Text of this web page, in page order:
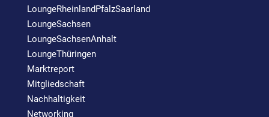
LoungeRheinlandPfalzSaarland
LoungeSachsen
LoungeSachsenAnhalt
LoungeThüringen
Marktreport
Mitgliedschaft
Nachhaltigkeit
Networking